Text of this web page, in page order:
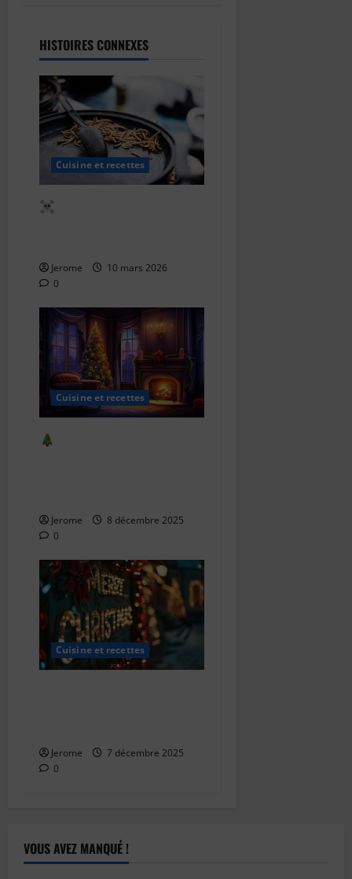
HISTOIRES CONNEXES
Cuisine et recettes
Jerome
10 mars 2026
0
Cuisine et recettes
Jerome
8 décembre 2025
0
Cuisine et recettes
Jerome
7 décembre 2025
0
VOUS AVEZ MANQUÉ !